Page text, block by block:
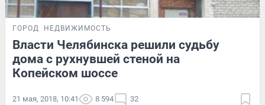
ГОРОД НЕДВИЖИМОСТЬ
Власти Челябинска решили судьбу
дома с рухнувшей стеной на
Копейском шоссе
21 мая, 2018, 10:41 8 594 32